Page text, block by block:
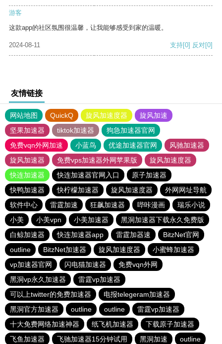
游客
这款app的社区氛围很温馨，让我能够感受到家的温暖。
2024-08-11 支持[0] 反对[0]
友情链接
网站地图 QuickQ 旋风加速度器
旋风加速
坚果加速器
tiktok加速器
狗急加速器官网
免费vqn外网加速
小蓝鸟 优途加速器官网
风驰加速器
旋风加速器
免费vps加速器外网苹果版
旋风加速度器
快连加速器
快连加速器官网入口
原子加速器
快鸭加速器
快柠檬加速器 旋风加速度器
外网网址导航
软件中心
雷霆加速 狂飙加速器 哔咔漫画
瑞乐小说
小美
小美vpn 小美加速器
黑洞加速器下载永久免费版
白鲸加速器
快连加速器app 雷霆加器速
BitzNet官网
outline
BitzNet加速器 旋风加速度器
小蜜蜂加速器
vp加速器官网
闪电猫加速器
免费vqn外网
黑洞vp永久加速器
雷霆vp加速器
可以上twitter的免费加速器
电报telegeram加速器
黑洞官方加速器
outline outline
雷霆vp加速器
十大免费网络加速神器
纸飞机加速器
下载原子加速器
飞鱼加速器
飞驰加速器15分钟试用 黑洞加速 outline